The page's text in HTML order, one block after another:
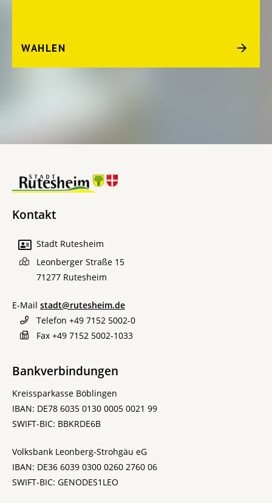
WAHLEN
Kontakt
Stadt Rutesheim
Leonberger Straße 15
71277 Rutesheim
E-Mail stadt@rutesheim.de
Telefon +49 7152 5002-0
Fax +49 7152 5002-1033
Bankverbindungen
Kreissparkasse Böblingen
IBAN: DE78 6035 0130 0005 0021 99
SWIFT-BIC: BBKRDE6B
Volksbank Leonberg-Strohgäu eG
IBAN: DE36 6039 0300 0260 2760 06
SWIFT-BIC: GENODES1LEO